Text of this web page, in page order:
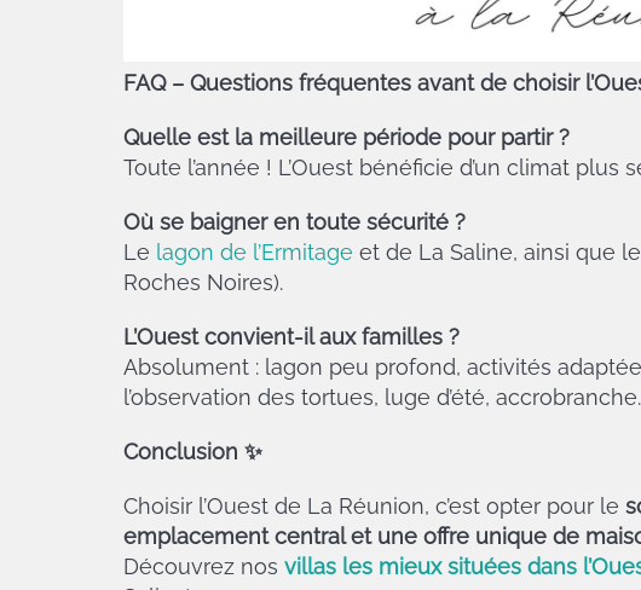
FAQ – Questions fréquentes avant de choisir
Quelle est la meilleure période pour partir ?
Toute l’année ! L’Ouest bénéficie d’un climat
Où se baigner en toute sécurité ?
Le lagon de l’Ermitage et de La Saline, ainsi que
Roches Noires).
L’Ouest convient-il aux familles ?
Absolument : lagon peu profond, activités
l’observation des tortues, luge d’été,
Conclusion ✨
Choisir l’Ouest de La Réunion, c’est opter pour le
emplacement central et une offre unique de
Découvrez nos villas les mieux situées dans